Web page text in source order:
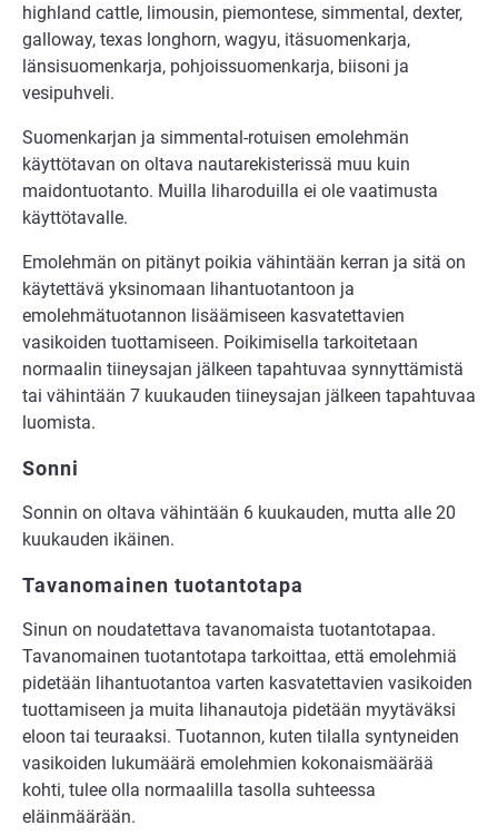
highland cattle, limousin, piemontese, simmental, dexter,
galloway, texas longhorn, wagyu, itäsuomenkarja,
länsisuomenkarja, pohjoissuomenkarja, biisoni ja
vesipuhveli.
Suomenkarjan ja simmental-rotuisen emolehmän
käyttötavan on oltava nautarekisterissä muu kuin
maidontuotanto. Muilla liharoduilla ei ole vaatimusta
käyttötavalle.
Emolehmän on pitänyt poikia vähintään kerran ja sitä on
käytettävä yksinomaan lihantuotantoon ja
emolehmätuotannon lisäämiseen kasvatettavien
vasikoiden tuottamiseen. Poikimisella tarkoitetaan
normaalin tiineysajan jälkeen tapahtuvaa synnyttämistä
tai vähintään 7 kuukauden tiineysajan jälkeen tapahtuvaa
luomista.
Sonni
Sonnin on oltava vähintään 6 kuukauden, mutta alle 20
kuukauden ikäinen.
Tavanomainen tuotantotapa
Sinun on noudatettava tavanomaista tuotantotapaa.
Tavanomainen tuotantotapa tarkoittaa, että emolehmiä
pidetään lihantuotantoa varten kasvatettavien vasikoiden
tuottamiseen ja muita lihanautoja pidetään myytäväksi
eloon tai teuraaksi. Tuotannon, kuten tilalla syntyneiden
vasikoiden lukumäärä emolehmien kokonaismäärää
kohti, tulee olla normaalilla tasolla suhteessa
eläinmäärään.